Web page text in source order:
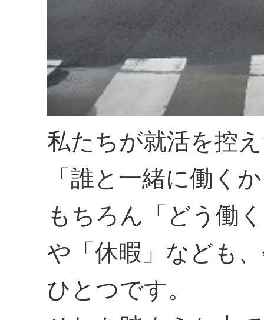
私たちが就活を控
「誰と一緒に働く
もちろん「どう働
や「休暇」なども
ひとつです。